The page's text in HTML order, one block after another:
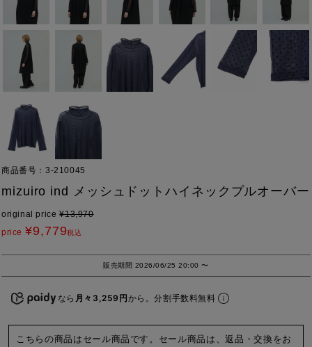
商品番号 3-210045
mizuiro ind メッシュドットハイネックプルオーバー
original price ¥13,970
price ¥9,779税込
販売期間 2026/06/25 20:00〜
なら 月々3,259円から。分割手数料無料
こちらの商品はセール商品です。セール商品は、返品・交換をお